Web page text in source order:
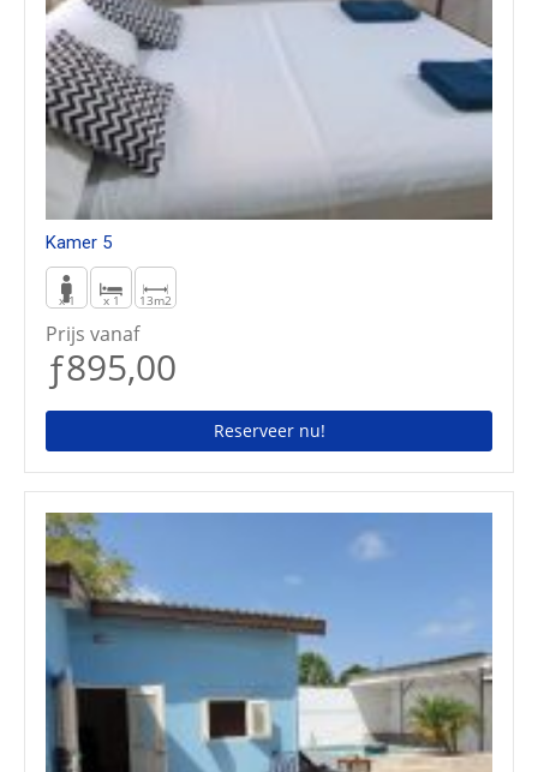
Kamer 5
x 1 x 1 13m2
Prijs vanaf
ƒ895,00
Reserveer nu!